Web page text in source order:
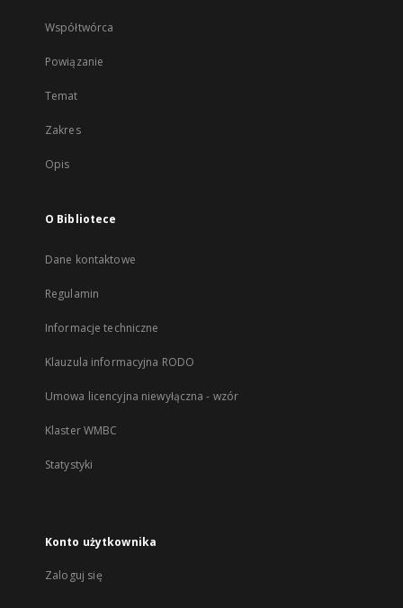
Współtwórca
Powiązanie
Temat
Zakres
Opis
O Bibliotece
Dane kontaktowe
Regulamin
Informacje techniczne
Klauzula informacyjna RODO
Umowa licencyjna niewyłączna - wzór
Klaster WMBC
Statystyki
Konto użytkownika
Zaloguj się